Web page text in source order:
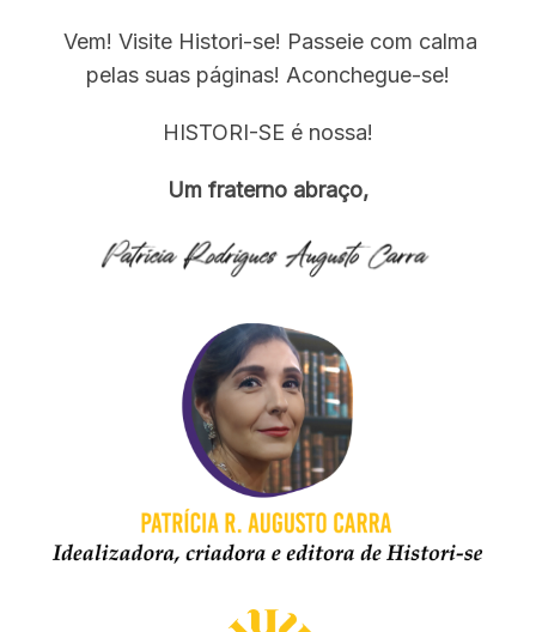
Vem! Visite Histori-se! Passeie com calma
pelas suas páginas! Aconchegue-se!
HISTORI-SE é nossa!
Um fraterno abraço,